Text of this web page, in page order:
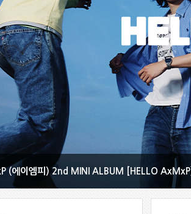
(에이엠피) 2nd MINI ALBUM [HELLO AxMxP]